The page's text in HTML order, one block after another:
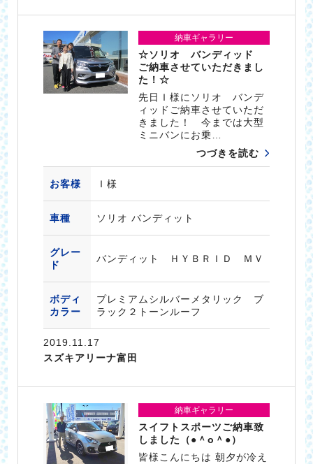
納車ギャラリー
☆ソリオ バンディッド
ご納車させていただきまし
た！☆
先日Ｉ様にソリオ バンデ
ィッドご納車させていただ
きました！ 今までは大型
ミニバンにお乗…
つづきを読む
お客様 Ｉ様
車種 ソリオ バンディット
グレー
ド
バンディット ＨＹＢＲＩＤ ＭＶ
ボディ
カラー
プレミアムシルバーメタリック ブ
ラック２トーンルーフ
2019.11.17
スズキアリーナ富田
納車ギャラリー
スイフトスポーツご納車致
しました（●＾o＾●）
皆様こんにちは 朝夕が冷え